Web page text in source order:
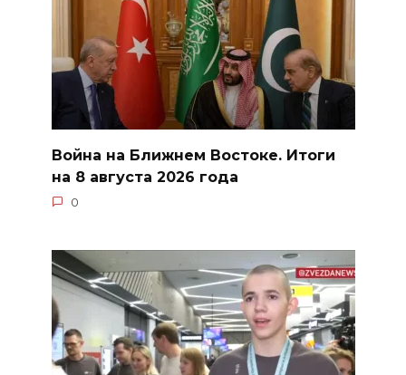
Война на Ближнем Востоке. Итоги
на 8 августа 2026 года
0